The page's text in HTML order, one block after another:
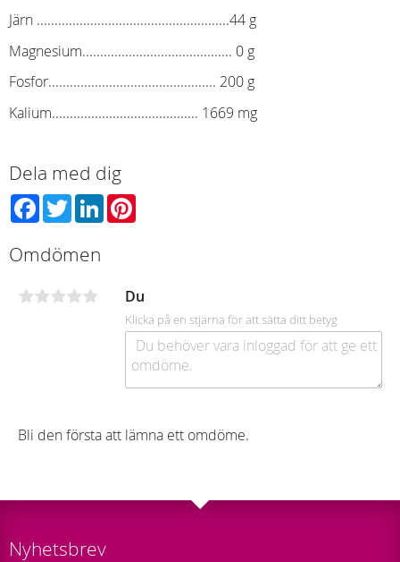
Järn ......................................................44 g
Magnesium.......................................... 0 g
Fosfor............................................... 200 g
Kalium......................................... 1669 mg
Dela med dig
Facebook
TwitterLinkedIn
Omdömen
Du
Klicka på en stjärna för att sätta ditt betyg
Bli den första att lämna ett omdöme.
Nyhetsbrev